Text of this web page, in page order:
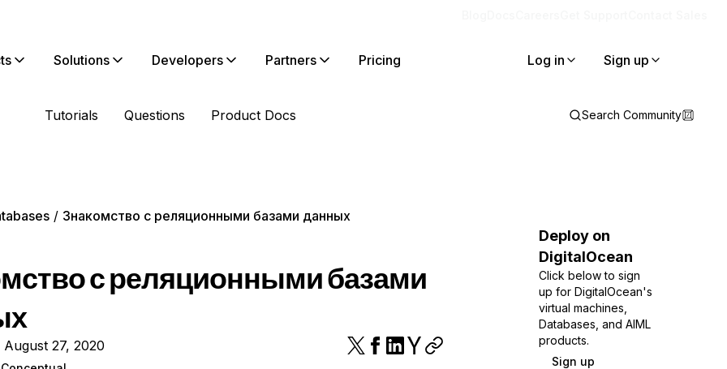
Solutions Developers Partners Pricing Log in Sign up
Tutorials Questions Product Docs Search Community
Знакомство с реляционными базами данных
с реляционными базами
27, 2020
Deploy on
DigitalOcean
Click below to sign
up for DigitalOcean's
virtual machines,
Databases, and AIML
products.
Sign up